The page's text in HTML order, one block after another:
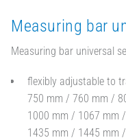
Measuring bar
Measuring bar universal
flexibly adjustable to
750 mm / 760 mm /
1000 mm / 1067 mm
1435 mm / 1445 mm